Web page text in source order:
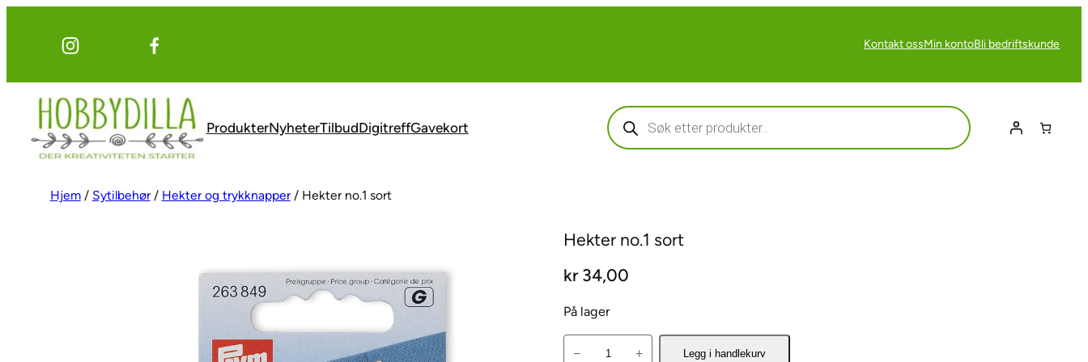
Kontakt ossMin kontoBli bedriftskunde
ProdukterNyheterTilbudDigitreffGavekort
Products
search
Hjem/ Sytilbehør/ Hekter og trykknapper/ Hekter no.1 sort
Hekter no.1 sort
kr34,00
På lager
− + Legg i handlekurv